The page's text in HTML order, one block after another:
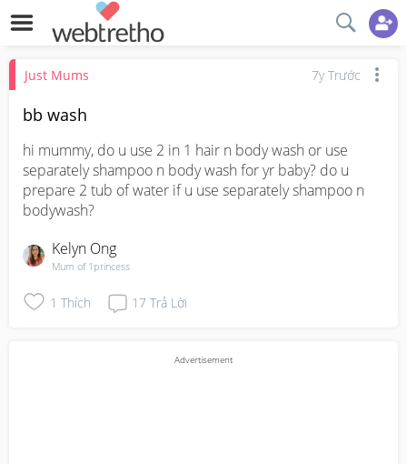
Just Mums 7y Trước
bb wash
hi mummy, do u use 2 in 1 hair n body wash or use
separately shampoo n body wash for yr baby? do u
prepare 2 tub of water if u use separately shampoo n
bodywash?
Kelyn Ong
Mum of 1princess
1 Thích 17 Trả Lời